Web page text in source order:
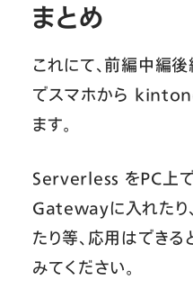
まとめ
これにて、前編中編
でスマホから
ます。
Serverless をPC上
Gatewayに入れたり
たり等、応用はできる
みてください。